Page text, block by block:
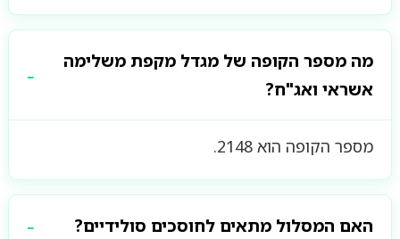
מה מספר הקופה של מגדל מקפת משלימה
אשראי ואג"ח?
מספר הקופה הוא 2148.
האם המסלול מתאים לחוסכים סולידיים?